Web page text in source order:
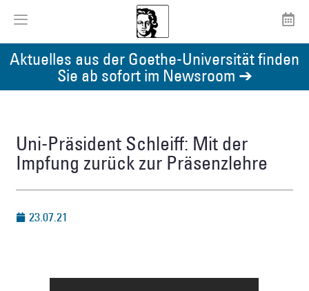
Aktuelles aus der Goethe-Universität finden
Sie ab sofort im Newsroom ➔
Uni-Präsident Schleiff: Mit der
Impfung zurück zur Präsenzlehre
23.07.21